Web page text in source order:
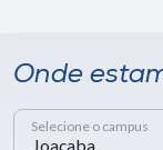
Onde
Selecione o campus